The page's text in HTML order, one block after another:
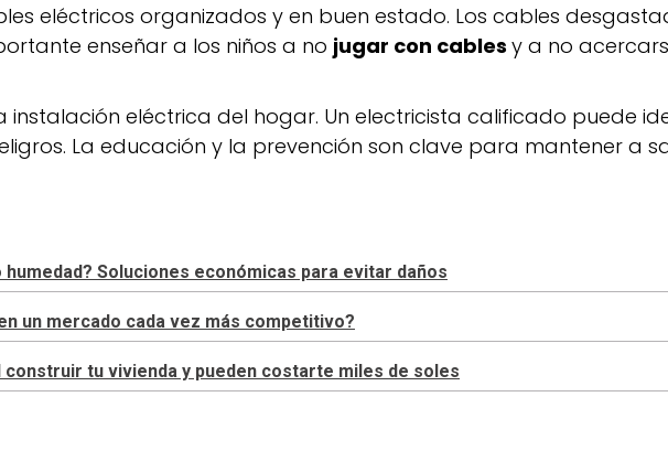
eléctricos organizados y en buen estado. Los cables
enseñar a los niños a no jugar con cables y a no
instalación eléctrica del hogar. Un electricista calificado puede
La educación y la prevención son clave para mantener a
Soluciones económicas para evitar daños
un mercado cada vez más competitivo?
tu vivienda y pueden costarte miles de soles